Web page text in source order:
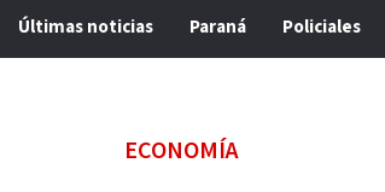
Últimas noticias Paraná Policiales
ECONOMÍA